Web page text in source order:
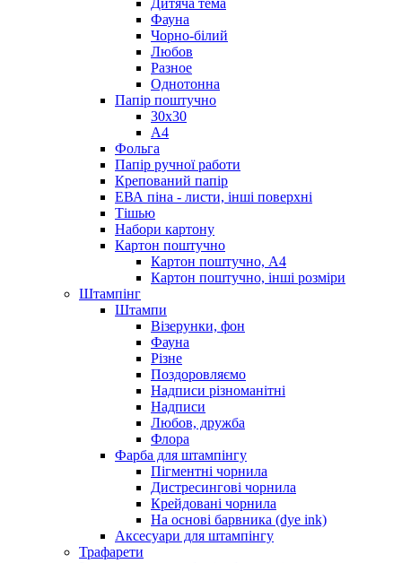
Фауна
Чорно-білий
Любов
Разное
Однотонна
Папір поштучно
30х30
А4
Фольга
Папір ручної работи
Крепований папір
ЕВА піна - листи, інші поверхні
Тішью
Набори картону
Картон поштучно
Картон поштучно, А4
Картон поштучно, інші розміри
Штампінг
Штампи
Візерунки, фон
Фауна
Різне
Поздоровляємо
Надписи різноманітні
Надписи
Любов, дружба
Флора
Фарба для штампінгу
Пігментні чорнила
Дистресингові чорнила
Крейдовані чорнила
На основі барвника (dye ink)
Аксесуари для штампінгу
Трафарети